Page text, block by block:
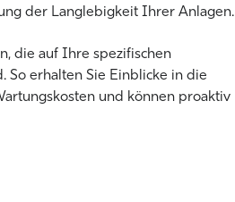
der Langlebigkeit Ihrer Anlagen.
die auf Ihre spezifischen
So erhalten Sie Einblicke in die
und können proaktiv